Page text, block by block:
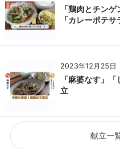
「鶏肉とチン
「カレーポテ
2023年12月25日
「麻婆なす」
立
献立一